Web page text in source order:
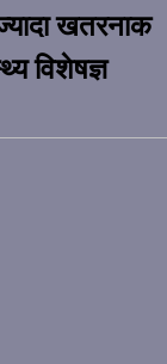
खतरनाक
विशेषज्ञ